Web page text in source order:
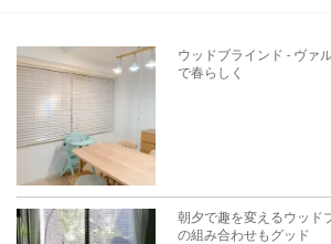
ウッドブラインド - ヴァ
で春らしく
朝夕で趣を変えるウッ
の組み合わせもグッド